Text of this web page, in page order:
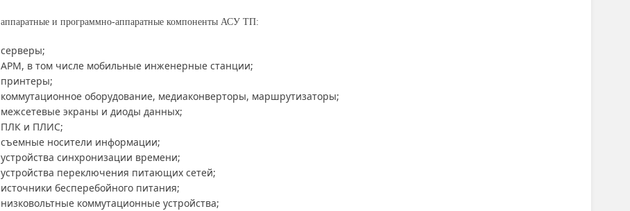
аппаратные и программно-аппаратные компоненты АСУ ТП:
серверы;
АРМ, в том числе мобильные инженерные станции;
принтеры;
коммутационное оборудование, медиаконверторы, маршрутизаторы;
межсетевые экраны и диоды данных;
ПЛК и ПЛИС;
съемные носители информации;
устройства синхронизации времени;
устройства переключения питающих сетей;
источники бесперебойного питания;
низковольтные коммутационные устройства;